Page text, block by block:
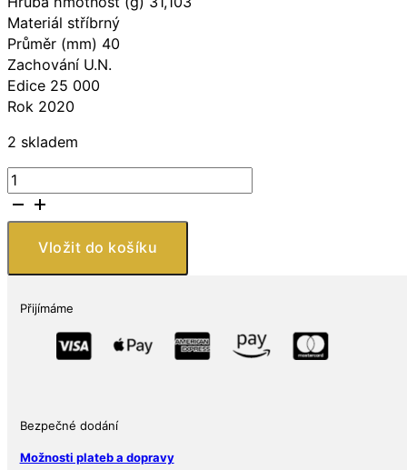
Materiál stříbrný
Průměr (mm) 40
Zachování U.N.
Edice 25 000
Rok 2020
2 skladem
Perth
Mint
Tygr
sumaterský
Vložit do košíku
Přijímáme
Bezpečné dodání
Možnosti plateb a dopravy